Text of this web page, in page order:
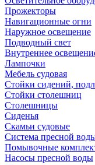
Прожекторы
Навигационные огни
Наружное освещение
Подводный свет
Внутреннее
Лампочки
Мебель судовая
Стойки сидений,
Стойки столешниц
Столешницы
Сиденья
Скамьи судовые
Система пресной
Помывочные
Насосы пресной воды